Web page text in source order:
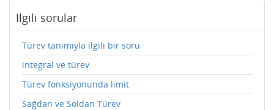
İlgili sorular
Türev tanımıyla ilgili bir soru
integral ve türev
Türev fonksiyonunda limit
Sağdan ve Soldan Türev